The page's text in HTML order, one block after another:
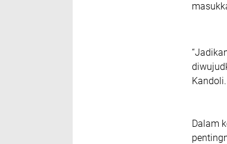
Kandoli.
Dalam